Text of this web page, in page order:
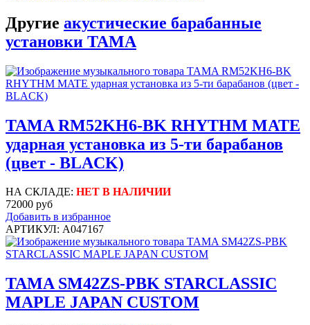
Другие акустические барабанные
установки TAMA
TAMA RM52KH6-BK RHYTHM MATE
ударная установка из 5-ти барабанов
(цвет - BLACK)
НА СКЛАДЕ: НЕТ В НАЛИЧИИ
72000 руб
Добавить в избранное
АРТИКУЛ: A047167
TAMA SM42ZS-PBK STARCLASSIC
MAPLE JAPAN CUSTOM